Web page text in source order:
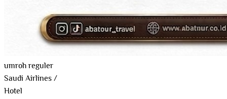
umroh reguler
Saudi Airlines/
Hotel